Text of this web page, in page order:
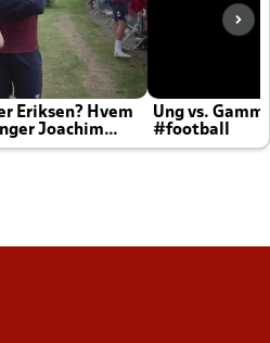
Eriksen? Hvem
Joachim
Ung vs.
#football